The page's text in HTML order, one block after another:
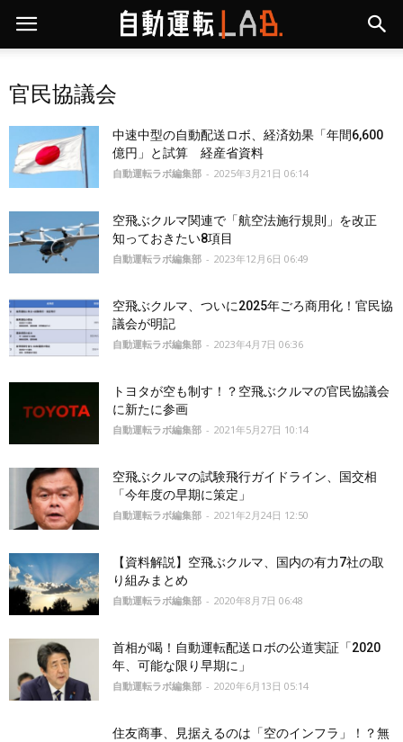
官民協議会
中速中型の自動配送ロボ、経済効果「年間6,600
億円」と試算 経産省資料
自動運転ラボ編集部 - 2025年3月21日 06:14
空飛ぶクルマ関連で「航空法施行規則」を改正
知っておきたい8項目
自動運転ラボ編集部 - 2023年12月6日 06:49
空飛ぶクルマ、ついに2025年ごろ商用化！官民協
議会が明記
自動運転ラボ編集部 - 2023年4月7日 06:36
トヨタが空も制す！？空飛ぶクルマの官民協議会
に新たに参画
自動運転ラボ編集部 - 2021年5月27日 10:14
空飛ぶクルマの試験飛行ガイドライン、国交相
「今年度の早期に策定」
自動運転ラボ編集部 - 2021年2月24日 12:50
【資料解説】空飛ぶクルマ、国内の有力7社の取
り組みまとめ
自動運転ラボ編集部 - 2020年8月7日 06:48
首相が喝！自動運転配送ロボの公道実証「2020
年、可能な限り早期に」
自動運転ラボ編集部 - 2020年6月13日 05:14
住友商事、見据えるのは「空のインフラ」！？無